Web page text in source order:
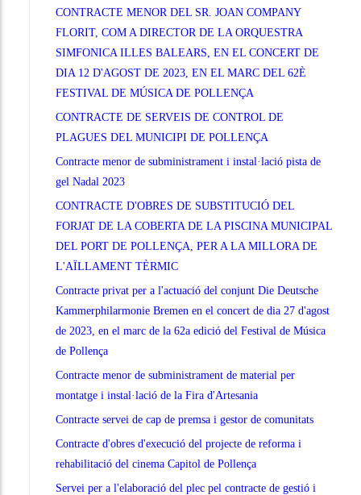
CONTRACTE MENOR DEL SR. JOAN COMPANY
FLORIT, COM A DIRECTOR DE LA ORQUESTRA
SIMFONICA ILLES BALEARS, EN EL CONCERT DE
DIA 12 D'AGOST DE 2023, EN EL MARC DEL 62È
FESTIVAL DE MÚSICA DE POLLENÇA
CONTRACTE DE SERVEIS DE CONTROL DE
PLAGUES DEL MUNICIPI DE POLLENÇA
Contracte menor de subministrament i instal·lació pista de
gel Nadal 2023
CONTRACTE D'OBRES DE SUBSTITUCIÓ DEL
FORJAT DE LA COBERTA DE LA PISCINA MUNICIPAL
DEL PORT DE POLLENÇA, PER A LA MILLORA DE
L'AÏLLAMENT TÈRMIC
Contracte privat per a l'actuació del conjunt Die Deutsche
Kammerphilarmonie Bremen en el concert de dia 27 d'agost
de 2023, en el marc de la 62a edició del Festival de Música
de Pollença
Contracte menor de subministrament de material per
montatge i instal·lació de la Fira d'Artesania
Contracte servei de cap de premsa i gestor de comunitats
Contracte d'obres d'execució del projecte de reforma i
rehabilitació del cinema Capitol de Pollença
Servei per a l'elaboració del plec pel contracte de gestió i